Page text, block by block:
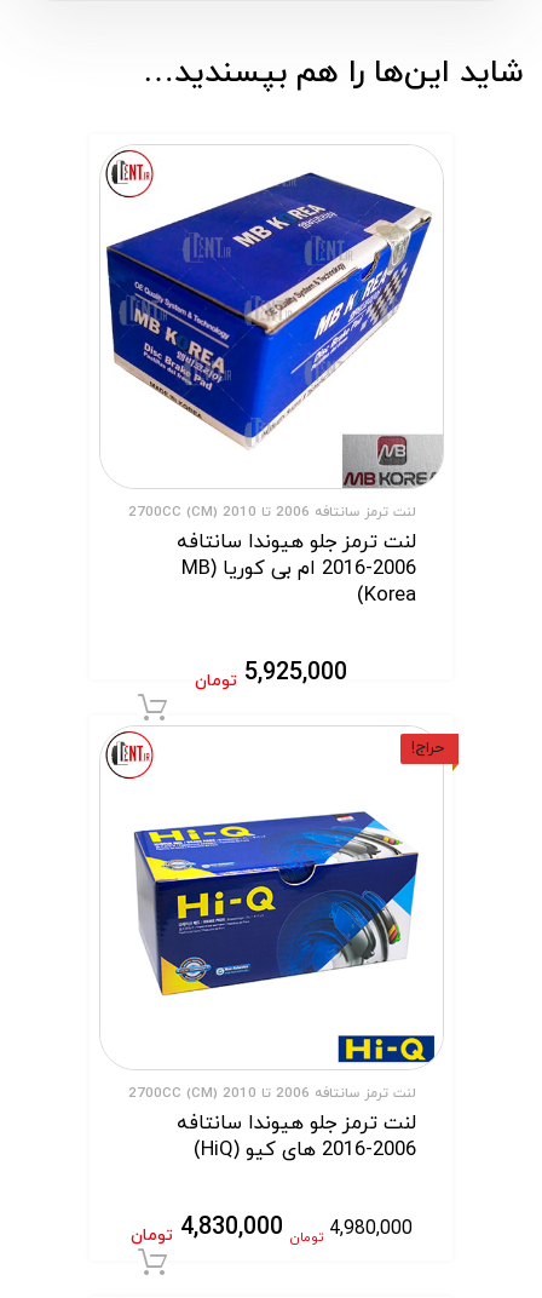
شاید این‌ها را هم بپسندید…
لنت ترمز سانتافه 2006 تا 2010 (CM) 2700CC
لنت ترمز جلو هیوندا سانتافه
2006-2016 ام بی کوریا (MB
Korea)
5,925,000 تومان
حراج!
لنت ترمز سانتافه 2006 تا 2010 (CM) 2700CC
لنت ترمز جلو هیوندا سانتافه
2006-2016 های کیو (HiQ)
4,980,000 تومان 4,830,000 تومان